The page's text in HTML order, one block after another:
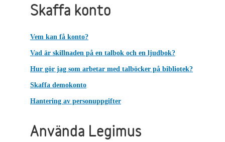
Skaffa konto
Vem kan få konto?
Vad är skillnaden på en talbok och en ljudbok?
Hur gör jag som arbetar med talböcker på bibliotek?
Skaffa demokonto
Hantering av personuppgifter
Använda Legimus